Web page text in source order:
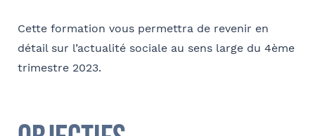
Cette formation vous permettra de revenir en
détail sur l’actualité sociale au sens large du 4ème
trimestre 2023.
Comment avez-vous connu le cabinet / la formation ?
Internet